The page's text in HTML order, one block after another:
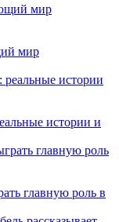
мир
истории и
главную роль в